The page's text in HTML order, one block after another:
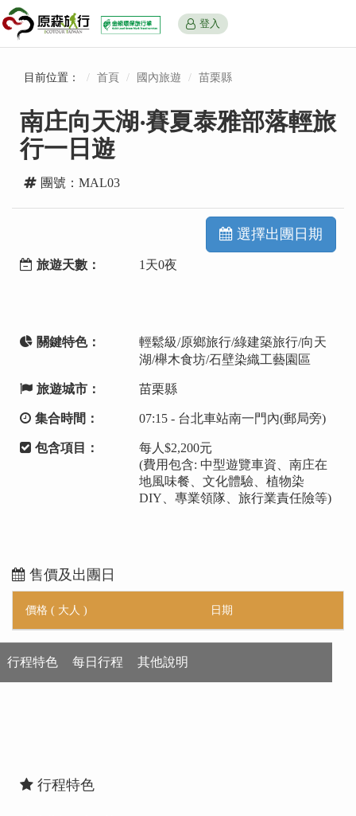
登入
目前位置： 首頁 國內旅遊 苗栗縣
南庄向天湖‧賽夏泰雅部落輕旅
行一日遊
團號：MAL03
旅遊天數： 1天0夜
選擇出團日期
關鍵特色：
輕鬆級/原鄉旅行/綠建築旅行/向天
湖/櫸木食坊/石壁染織工藝園區
旅遊城市： 苗栗縣
集合時間： 07:15 - 台北車站南一門內(郵局旁)
包含項目：
每人$2,200元
(費用包含: 中型遊覽車資、南庄在
地風味餐、文化體驗、植物染
DIY、專業領隊、旅行業責任險等)
售價及出團日
價格 ( 大人 ) 日期
行程特色 每日行程 其他說明
行程特色